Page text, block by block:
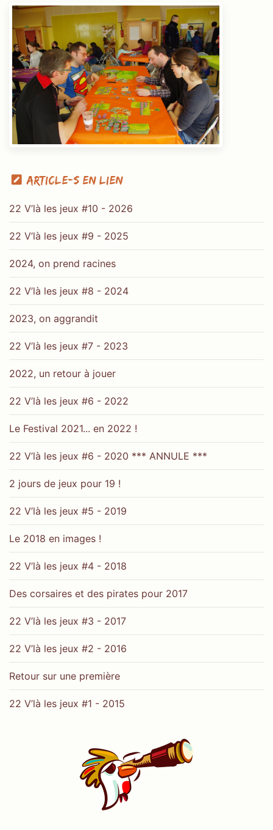
Article-s en lien
22 V’là les jeux #10 - 2026
22 V’là les jeux #9 - 2025
2024, on prend racines
22 V’là les jeux #8 - 2024
2023, on aggrandit
22 V’là les jeux #7 - 2023
2022, un retour à jouer
22 V’là les jeux #6 - 2022
Le Festival 2021... en 2022 !
22 V’là les jeux #6 - 2020 *** ANNULE ***
2 jours de jeux pour 19 !
22 V’là les jeux #5 - 2019
Le 2018 en images !
22 V’là les jeux #4 - 2018
Des corsaires et des pirates pour 2017
22 V’là les jeux #3 - 2017
22 V’là les jeux #2 - 2016
Retour sur une première
22 V’là les jeux #1 - 2015